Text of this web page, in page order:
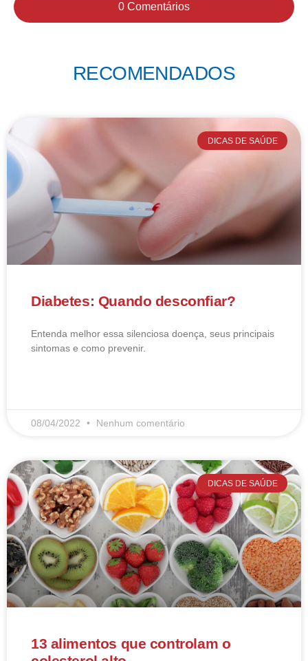
0 Comentários
RECOMENDADOS
DICAS DE SAÚDE
Diabetes: Quando desconfiar?
Entenda melhor essa silenciosa doença, seus principais
sintomas e como prevenir.
08/04/2022 Nenhum comentário
DICAS DE SAÚDE
13 alimentos que controlam o